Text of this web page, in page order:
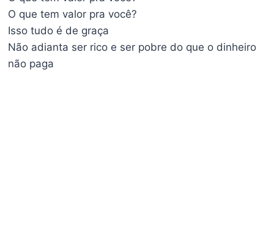
O que tem valor pra você?
Isso tudo é de graça
Não adianta ser rico e ser pobre do que o dinheiro
não paga